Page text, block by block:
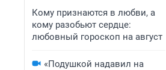
Кому признаются в любви, а
кому разобьют сердце:
любовный гороскоп на август
«Подушкой надавил на